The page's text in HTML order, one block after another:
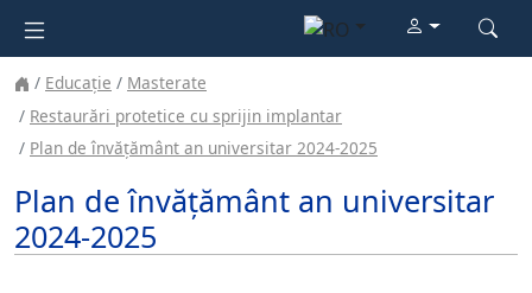
Educație
Masterate
Restaurări protetice cu sprijin implantar
Plan de învățământ an universitar 2024-2025
Plan de învățământ an universitar
2024-2025